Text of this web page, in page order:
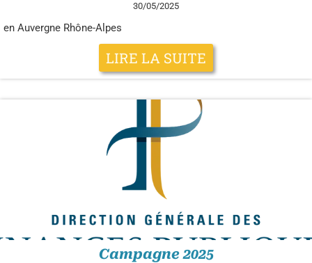
30/05/2025
en Auvergne Rhône-Alpes
LIRE LA SUITE
Campagne 2025